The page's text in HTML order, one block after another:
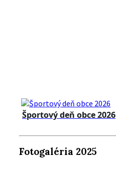
Športový deň obce 2026
Fotogaléria 2025